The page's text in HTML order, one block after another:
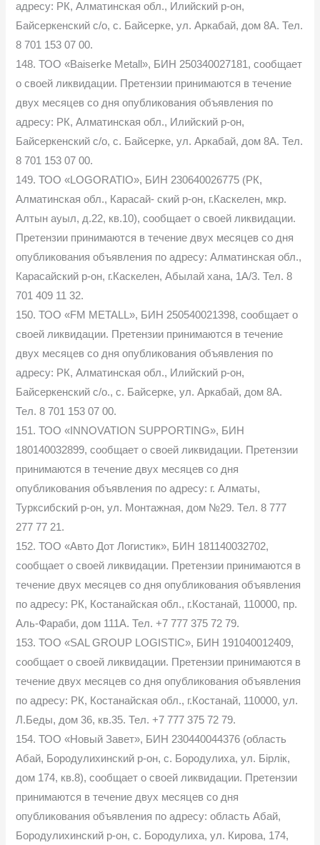
адресу: РК, Алматинская обл., Илийский р-он,
Байсеркенский с/о, с. Байсерке, ул. Аркабай, дом 8А. Тел.
8 701 153 07 00.
148. ТОО «Baiserke Metall», БИН 250340027181, сообщает
о своей ликвидации. Претензии принимаются в течение
двух месяцев со дня опубликования объявления по
адресу: РК, Алматинская обл., Илийский р-он,
Байсеркенский с/о, с. Байсерке, ул. Аркабай, дом 8А. Тел.
8 701 153 07 00.
149. ТОО «LOGORATIO», БИН 230640026775 (РК,
Алматинская обл., Карасай- ский р-он, г.Каскелен, мкр.
Алтын ауыл, д.22, кв.10), сообщает о своей ликвидации.
Претензии принимаются в течение двух месяцев со дня
опубликования объявления по адресу: Алматинская обл.,
Карасайский р-он, г.Каскелен, Абылай хана, 1А/3. Тел. 8
701 409 11 32.
150. ТОО «FM METALL», БИН 250540021398, сообщает о
своей ликвидации. Претензии принимаются в течение
двух месяцев со дня опубликования объявления по
адресу: РК, Алматинская обл., Илийский р-он,
Байсеркенский с/о., с. Байсерке, ул. Аркабай, дом 8А.
Тел. 8 701 153 07 00.
151. ТОО «INNOVATION SUPPORTING», БИН
180140032899, сообщает о своей ликвидации. Претензии
принимаются в течение двух месяцев со дня
опубликования объявления по адресу: г. Алматы,
Турксибский р-он, ул. Монтажная, дом №29. Тел. 8 777
277 77 21.
152. ТОО «Авто Дот Логистик», БИН 181140032702,
сообщает о своей ликвидации. Претензии принимаются в
течение двух месяцев со дня опубликования объявления
по адресу: РК, Костанайская обл., г.Костанай, 110000, пр.
Аль-Фараби, дом 111А. Тел. +7 777 375 72 79.
153. ТОО «SAL GROUP LOGISTIC», БИН 191040012409,
сообщает о своей ликвидации. Претензии принимаются в
течение двух месяцев со дня опубликования объявления
по адресу: РК, Костанайская обл., г.Костанай, 110000, ул.
Л.Беды, дом 36, кв.35. Тел. +7 777 375 72 79.
154. ТОО «Новый Завет», БИН 230440044376 (область
Абай, Бородулихинский р-он, с. Бородулиха, ул. Бірлік,
дом 174, кв.8), сообщает о своей ликвидации. Претензии
принимаются в течение двух месяцев со дня
опубликования объявления по адресу: область Абай,
Бородулихинский р-он, с. Бородулиха, ул. Кирова, 174,